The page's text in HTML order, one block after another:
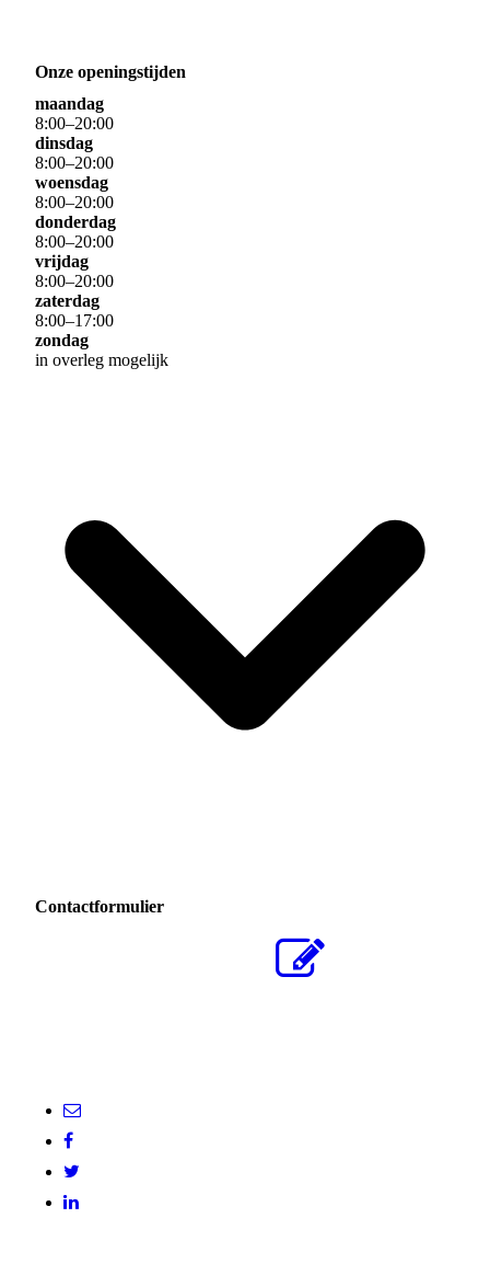
Onze openingstijden
maandag
8:00–20:00
dinsdag
8:00–20:00
woensdag
8:00–20:00
donderdag
8:00–20:00
vrijdag
8:00–20:00
zaterdag
8:00–17:00
zondag
in overleg mogelijk
Contactformulier